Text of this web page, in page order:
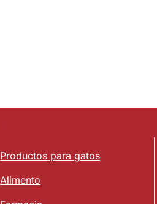
Productos para gatos
Alimento